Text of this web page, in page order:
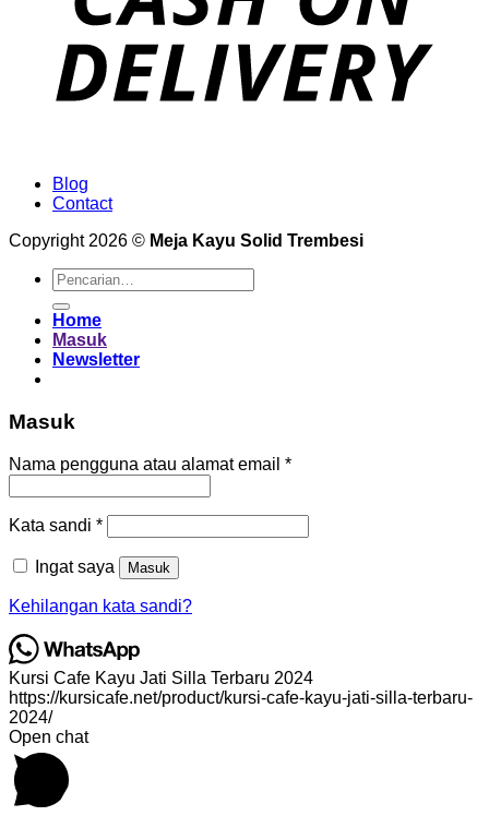
Blog
Contact
Copyright 2026 © Meja Kayu Solid Trembesi
Pencarian
untuk:
Home
Masuk
Newsletter
Masuk
Nama pengguna atau alamat email *Wajib
Kata sandi *Wajib
Ingat saya Masuk
Kehilangan kata sandi?
Kursi Cafe Kayu Jati Silla Terbaru 2024
https://kursicafe.net/product/kursi-cafe-kayu-jati-silla-terbaru-
2024/
Open chat